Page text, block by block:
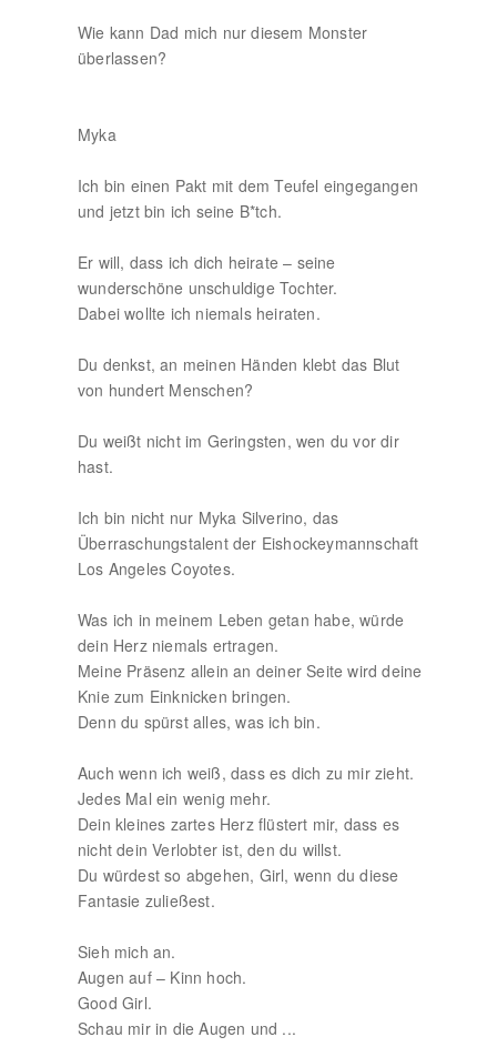
Wie kann Dad mich nur diesem Monster
überlassen?
Myka
Ich bin einen Pakt mit dem Teufel eingegangen
und jetzt bin ich seine B*tch.
Er will, dass ich dich heirate – seine
wunderschöne unschuldige Tochter.
Dabei wollte ich niemals heiraten.
Du denkst, an meinen Händen klebt das Blut
von hundert Menschen?
Du weißt nicht im Geringsten, wen du vor dir
hast.
Ich bin nicht nur Myka Silverino, das
Überraschungstalent der Eishockeymannschaft
Los Angeles Coyotes.
Was ich in meinem Leben getan habe, würde
dein Herz niemals ertragen.
Meine Präsenz allein an deiner Seite wird deine
Knie zum Einknicken bringen.
Denn du spürst alles, was ich bin.
Auch wenn ich weiß, dass es dich zu mir zieht.
Jedes Mal ein wenig mehr.
Dein kleines zartes Herz flüstert mir, dass es
nicht dein Verlobter ist, den du willst.
Du würdest so abgehen, Girl, wenn du diese
Fantasie zuließest.
Sieh mich an.
Augen auf – Kinn hoch.
Good Girl.
Schau mir in die Augen und ...